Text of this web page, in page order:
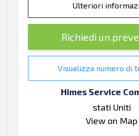
Ulteriori
Richiedi un
Visualizza numero di
Himes Service
stati Uniti
View on Map